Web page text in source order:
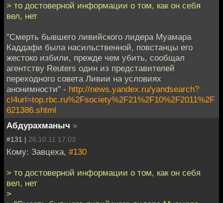
> то достоверной информации о том, как он себя
вел, нет
"Смерть бывшего ливийского лидера Муамара
Каддафи была насильственной, повстанцы его
жестоко избили, прежде чем убить, сообщал
агентству Reuters один из представителей
переходного совета Ливии на условиях
анонимности" - http://news.yandex.ru/yandsearch?
cl4url=top.rbc.ru%2Fsociety%2F21%2F10%2F2011%2F
621386.shtml
Абдурахманыч »
#131 | 26.10.11 17:03
Кому: Завцеха, #130
> то достоверной информации о том, как он себя
вел, нет
>